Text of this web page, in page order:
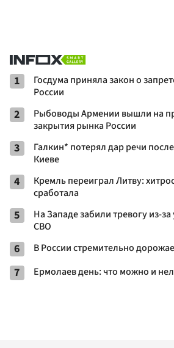
1
Госдума приняла закон о
России
2
Рыбоводы Армении вышли на
закрытия рынка России
3
Галкин* потерял дар речи
Киеве
4
Кремль переиграл Литву:
сработала
5
На Западе забили тревогу из-
СВО
6 В России стремительно
7 Ермолаев день: что можно и